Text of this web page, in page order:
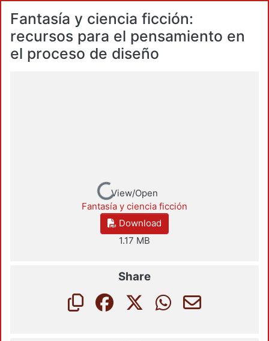
Fantasía y ciencia ficción:
recursos para el pensamiento en
el proceso de diseño
Loading...
View/Open
Fantasía y ciencia ficción
Download
1.17 MB
Share